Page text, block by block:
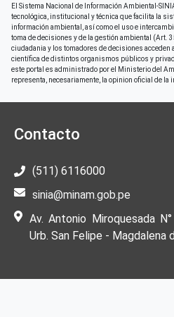
El Sistema Nacional de Información Ambiental-
tecnológica, institucional y técnica que facilita la
información ambiental, así como el uso e
toma de decisiones y de la gestión ambiental (Art.
ciudadania y los tomadores de decisiones acceden
científica de distintos organismos públicos y
este portal es administrado por el Ministerio del
representa, necesariamente, la opinion oficial de la
Contacto
(511) 6116000
sinia@minam.gob.pe
Av. Antonio Miroquesada
Urb. San Felipe - Magdalena